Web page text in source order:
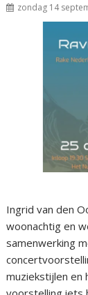
zondag 14
Ingrid van den
woonachtig en
samenwerking
muziekstijlen en